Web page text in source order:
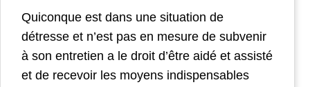
Quiconque est dans une situation de
détresse et n’est pas en mesure de subvenir
à son entretien a le droit d’être aidé et assisté
et de recevoir les moyens indispensables